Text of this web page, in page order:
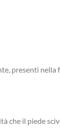
presenti nella
che il piede